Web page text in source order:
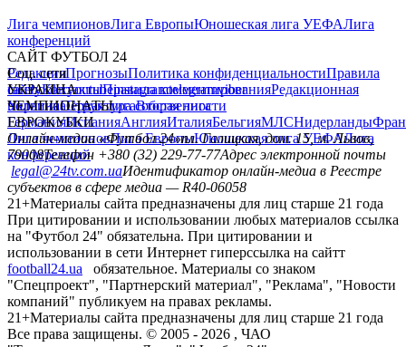
Лига чемпионовЛига ЕвропыЮношеская лига УЕФАЛига
конференций
САЙТ ФУТБОЛ 24
РедакцияПрогнозыПолитика конфиденциальностиПравила
сайтуКонтактыПравила комментированияРедакционная
политикаСтруктура собственности
Соц. сети
facebookxyoutubeinstagramtelegramviber
УКРАИНА
УкраинаПервая лигаВторая лига
ЧЕМПИОНАТЫ
ГерманияИспанияАнглияИталияБельгияМЛСНидерланды
ЕВРОКУБКИ
Лига чемпионовЛига ЕвропыЮношеская лига УЕФАЛига
конференций
Онлайн-медиа «Футбол 24»пл. Галицкая, дом. 15, м. Львов,
79008Телефон +380 (32) 229-77-77Адрес электронной почты
legal@24tv.com.uaИдентификатор онлайн-медиа в Реестре
субъектов в сфере медиа — R40-06058
21+Материалы сайта предназначены для лиц старше 21 года
При цитировании и использовании любых материалов ссылка
на "Футбол 24" обязательна. При цитировании и
использовании в сети Интернет гиперссылка на сайтт
football24.ua
обязательное. Материалы со знаком
"Спецпроект", "Партнерский материал", "Реклама", "Новости
компаний" публикуем на правах рекламы.
21+Материалы сайта предназначены для лиц старше 21 года
Все права защищены. © 2005 - 2026 , ЧАО